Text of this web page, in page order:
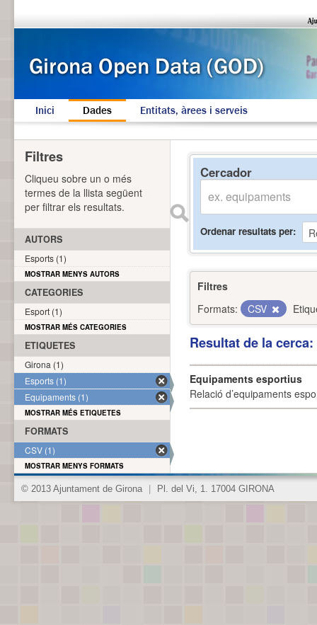
Inici Dades Entitats, àrees i serveis
Cercador
Ordenar resultats per
Filtres
Formats:
CSV
Resultat de la
Equipaments esportius
Relació d’equipaments
Filtres
Cliqueu sobre un o més
termes de la llista següent
per filtrar els resultats.
AUTORS
Esports (1)
MOSTRAR MENYS AUTORS
CATEGORIES
Esport (1)
MOSTRAR MÉS CATEGORIES
ETIQUETES
Girona (1)
Esports (1)
Equipaments (1)
MOSTRAR MÉS ETIQUETES
FORMATS
CSV (1)
MOSTRAR MENYS FORMATS
© 2013 Ajuntament de Girona Pl. del Vi, 1. 17004 GIRONA